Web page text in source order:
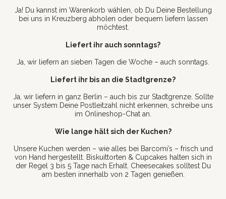
Ja! Du kannst im Warenkorb wählen, ob Du Deine Bestellung
bei uns in Kreuzberg abholen oder bequem liefern lassen
möchtest.
Liefert ihr auch sonntags?
Ja, wir liefern an sieben Tagen die Woche – auch sonntags.
Liefert ihr bis an die Stadtgrenze?
Ja, wir liefern in ganz Berlin – auch bis zur Stadtgrenze. Sollte
unser System Deine Postleitzahl nicht erkennen, schreibe uns
im Onlineshop-Chat an.
Wie lange hält sich der Kuchen?
Unsere Kuchen werden – wie alles bei Barcomi’s – frisch und
von Hand hergestellt. Biskuittorten & Cupcakes halten sich in
der Regel 3 bis 5 Tage nach Erhalt. Cheesecakes solltest Du
am besten innerhalb von 2 Tagen genießen.